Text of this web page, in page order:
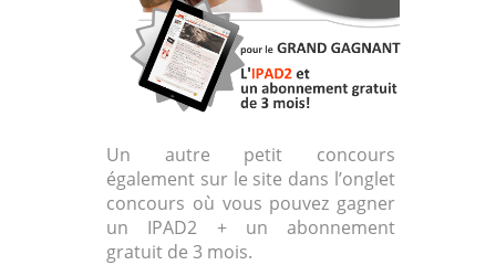
Un autre petit concours
également sur le site dans l’onglet
concours où vous pouvez gagner
un IPAD2 + un abonnement
gratuit de 3 mois.